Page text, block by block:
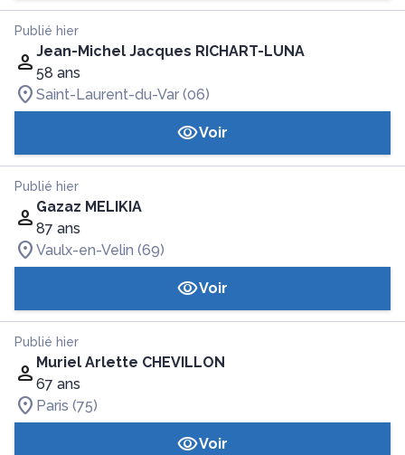
Publié hier
Jean-Michel Jacques RICHART-LUNA
58 ans
Saint-Laurent-du-Var (06)
Voir
Publié hier
Gazaz MELIKIA
87 ans
Vaulx-en-Velin (69)
Voir
Publié hier
Muriel Arlette CHEVILLON
67 ans
Paris (75)
Voir